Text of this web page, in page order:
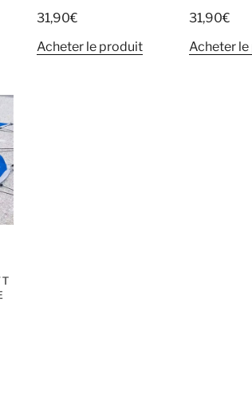
31,90€
Acheter le produit
31,90€
Acheter